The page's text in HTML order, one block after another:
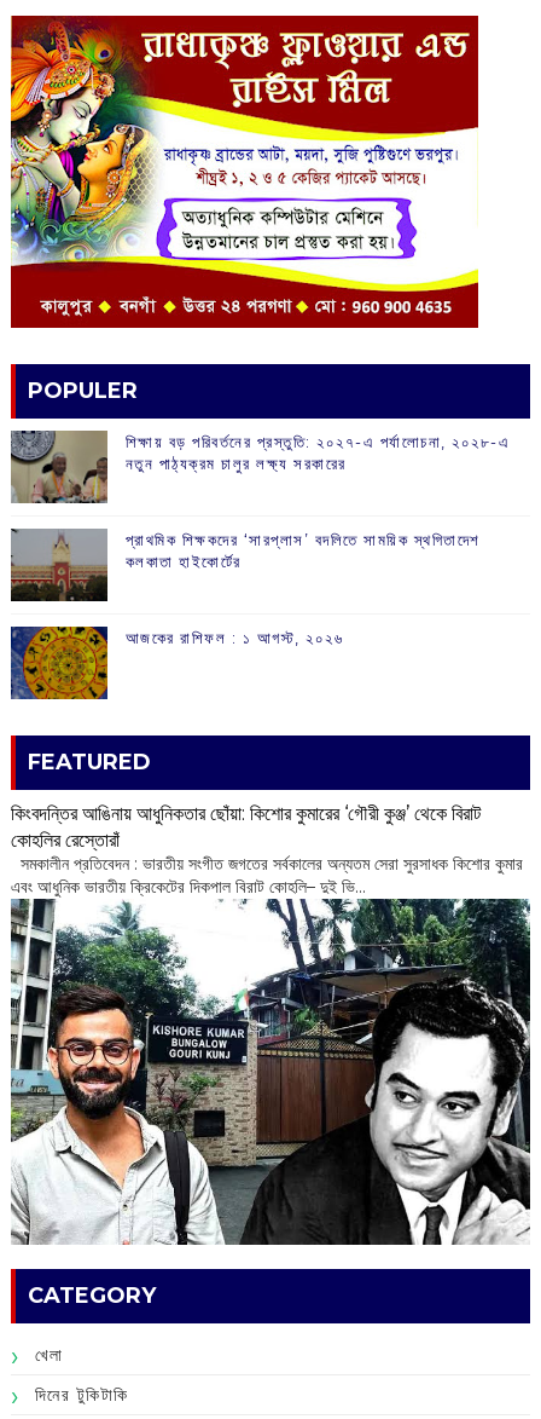
POPULER
শিক্ষায় বড় পরিবর্তনের প্রস্তুতি: ২০২৭-এ পর্যালোচনা, ২০২৮-এ
নতুন পাঠ্যক্রম চালুর লক্ষ্য সরকারের
প্রাথমিক শিক্ষকদের ‘সারপ্লাস’ বদলিতে সাময়িক স্থগিতাদেশ
কলকাতা হাইকোর্টের
আজকের রাশিফল :‌ ‌‌১ আগস্ট, ২০২৬
FEATURED
কিংবদন্তির আঙিনায় আধুনিকতার ছোঁয়া: কিশোর কুমারের ‘গৌরী কুঞ্জ’ থেকে বিরাট
কোহলির রেস্তোরাঁ
‌ সমকালীন প্রতিবেদন : ভারতীয় সংগীত জগতের সর্বকালের অন্যতম সেরা সুরসাধক কিশোর কুমার
এবং আধুনিক ভারতীয় ক্রিকেটের দিকপাল বিরাট কোহলি– ‌দুই ভি...
CATEGORY
খেলা
দিনের টুকিটাকি